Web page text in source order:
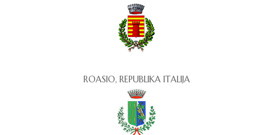
ROASIO, REPUBLIKA ITALIJA